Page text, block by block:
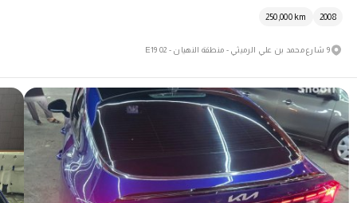
2008
250,000 km
9 شارع محمد بن علي الرميثي - منطقة النهيان - E19 02